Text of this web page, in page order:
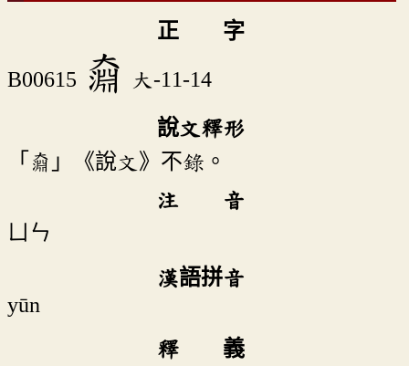
正 字
B00615 奫 大-11-14
說文釋形
「奫」《說文》不錄。
注 音
ㄩㄣ
漢語拼音
yūn
釋 義